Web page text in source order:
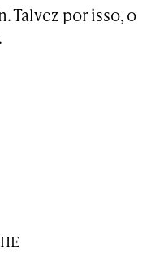
Talvez por isso, o